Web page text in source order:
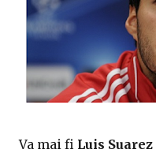
Va mai fi Luis Suarez